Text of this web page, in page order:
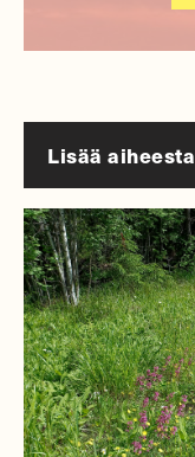
Lisää aiheesta